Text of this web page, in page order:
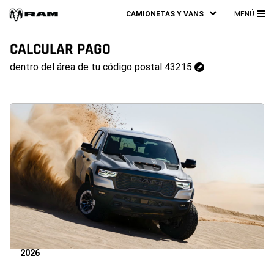
CAMIONETAS Y VANS MENÚ
CALCULAR PAGO
43215
dentro del área de tu código postal 43215
2026